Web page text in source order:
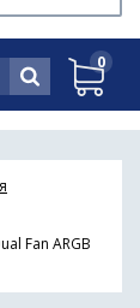
0
Fan ARGB